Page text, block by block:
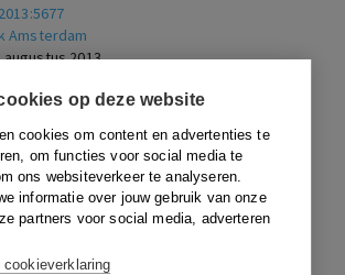
op deze website
cookies om content en advertenties te
om functies voor social media te
ons websiteverkeer te analyseren.
informatie over jouw gebruik van onze
partners voor social media, adverteren
cookieverklaring
Amsterdam
augustus 2013
AR-2013-0703
Meulen en H.G.R. Meulmeester
disfunctioneren, verstoorde